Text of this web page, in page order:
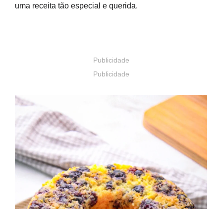
uma receita tão especial e querida.
Publicidade
Publicidade